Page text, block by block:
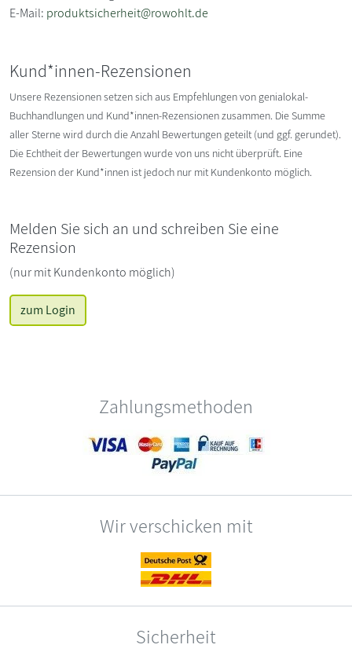
E-Mail: produktsicherheit@rowohlt.de
Kund*innen-Rezensionen
Unsere Rezensionen setzen sich aus Empfehlungen von genialokal-
Buchhandlungen und Kund*innen-Rezensionen zusammen. Die Summe
aller Sterne wird durch die Anzahl Bewertungen geteilt (und ggf. gerundet).
Die Echtheit der Bewertungen wurde von uns nicht überprüft. Eine
Rezension der Kund*innen ist jedoch nur mit Kundenkonto möglich.
Melden Sie sich an und schreiben Sie eine
Rezension
(nur mit Kundenkonto möglich)
zum Login
Zahlungsmethoden
Wir verschicken mit
Sicherheit